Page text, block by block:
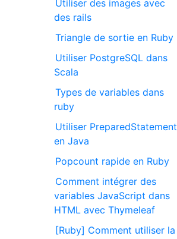
Utiliser des images avec
des rails
Triangle de sortie en Ruby
Utiliser PostgreSQL dans
Scala
Types de variables dans
ruby
Utiliser PreparedStatement
en Java
Popcount rapide en Ruby
Comment intégrer des
variables JavaScript dans
HTML avec Thymeleaf
[Ruby] Comment utiliser la